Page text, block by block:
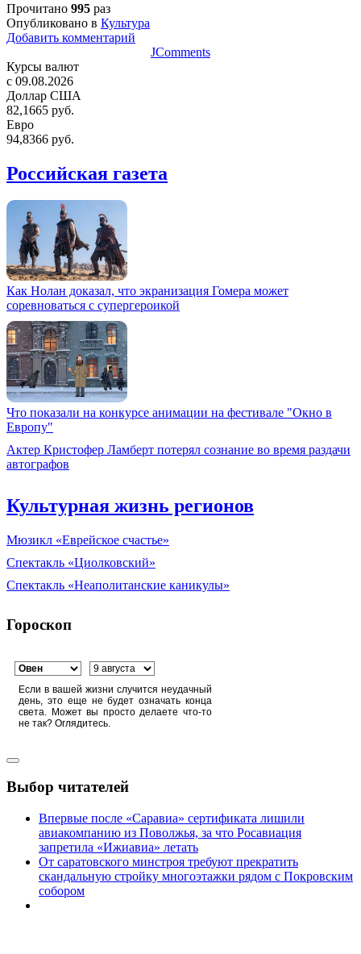
Прочитано 995 раз
Опубликовано в Культура
Добавить комментарий
JComments
Курсы валют
c 09.08.2026
Доллар США
82,1665 руб.
Евро
94,8366 руб.
Российская газета
Как Нолан доказал, что экранизация Гомера может
соревноваться с супергероикой
Что показали на конкурсе анимации на фестивале "Окно в
Европу"
Актер Кристофер Ламберт потерял сознание во время раздачи
автографов
Культурная жизнь регионов
Мюзикл «Еврейское счастье»
Спектакль «Циолковский»
Спектакль «Неаполитанские каникулы»
Гороскоп
Если в вашей жизни случится неудачный
день, это еще не будет означать конца
света. Может вы просто делаете что-то
не так? Оглядитесь.
Выбор читателей
Впервые после «Саравиа» сертификата лишили
авиакомпанию из Поволжья, за что Росавиация
запретила «Ижиавиа» летать
От саратовского минстроя требуют прекратить
скандальную стройку многоэтажки рядом с Покровским
собором